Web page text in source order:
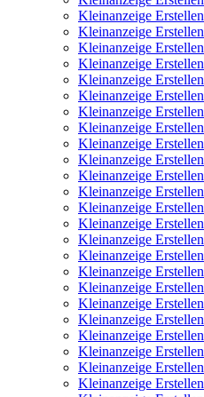
Kleinanzeige Erstellen
Kleinanzeige Erstellen
Kleinanzeige Erstellen
Kleinanzeige Erstellen
Kleinanzeige Erstellen
Kleinanzeige Erstellen
Kleinanzeige Erstellen
Kleinanzeige Erstellen
Kleinanzeige Erstellen
Kleinanzeige Erstellen
Kleinanzeige Erstellen
Kleinanzeige Erstellen
Kleinanzeige Erstellen
Kleinanzeige Erstellen
Kleinanzeige Erstellen
Kleinanzeige Erstellen
Kleinanzeige Erstellen
Kleinanzeige Erstellen
Kleinanzeige Erstellen
Kleinanzeige Erstellen
Kleinanzeige Erstellen
Kleinanzeige Erstellen
Kleinanzeige Erstellen
Kleinanzeige Erstellen